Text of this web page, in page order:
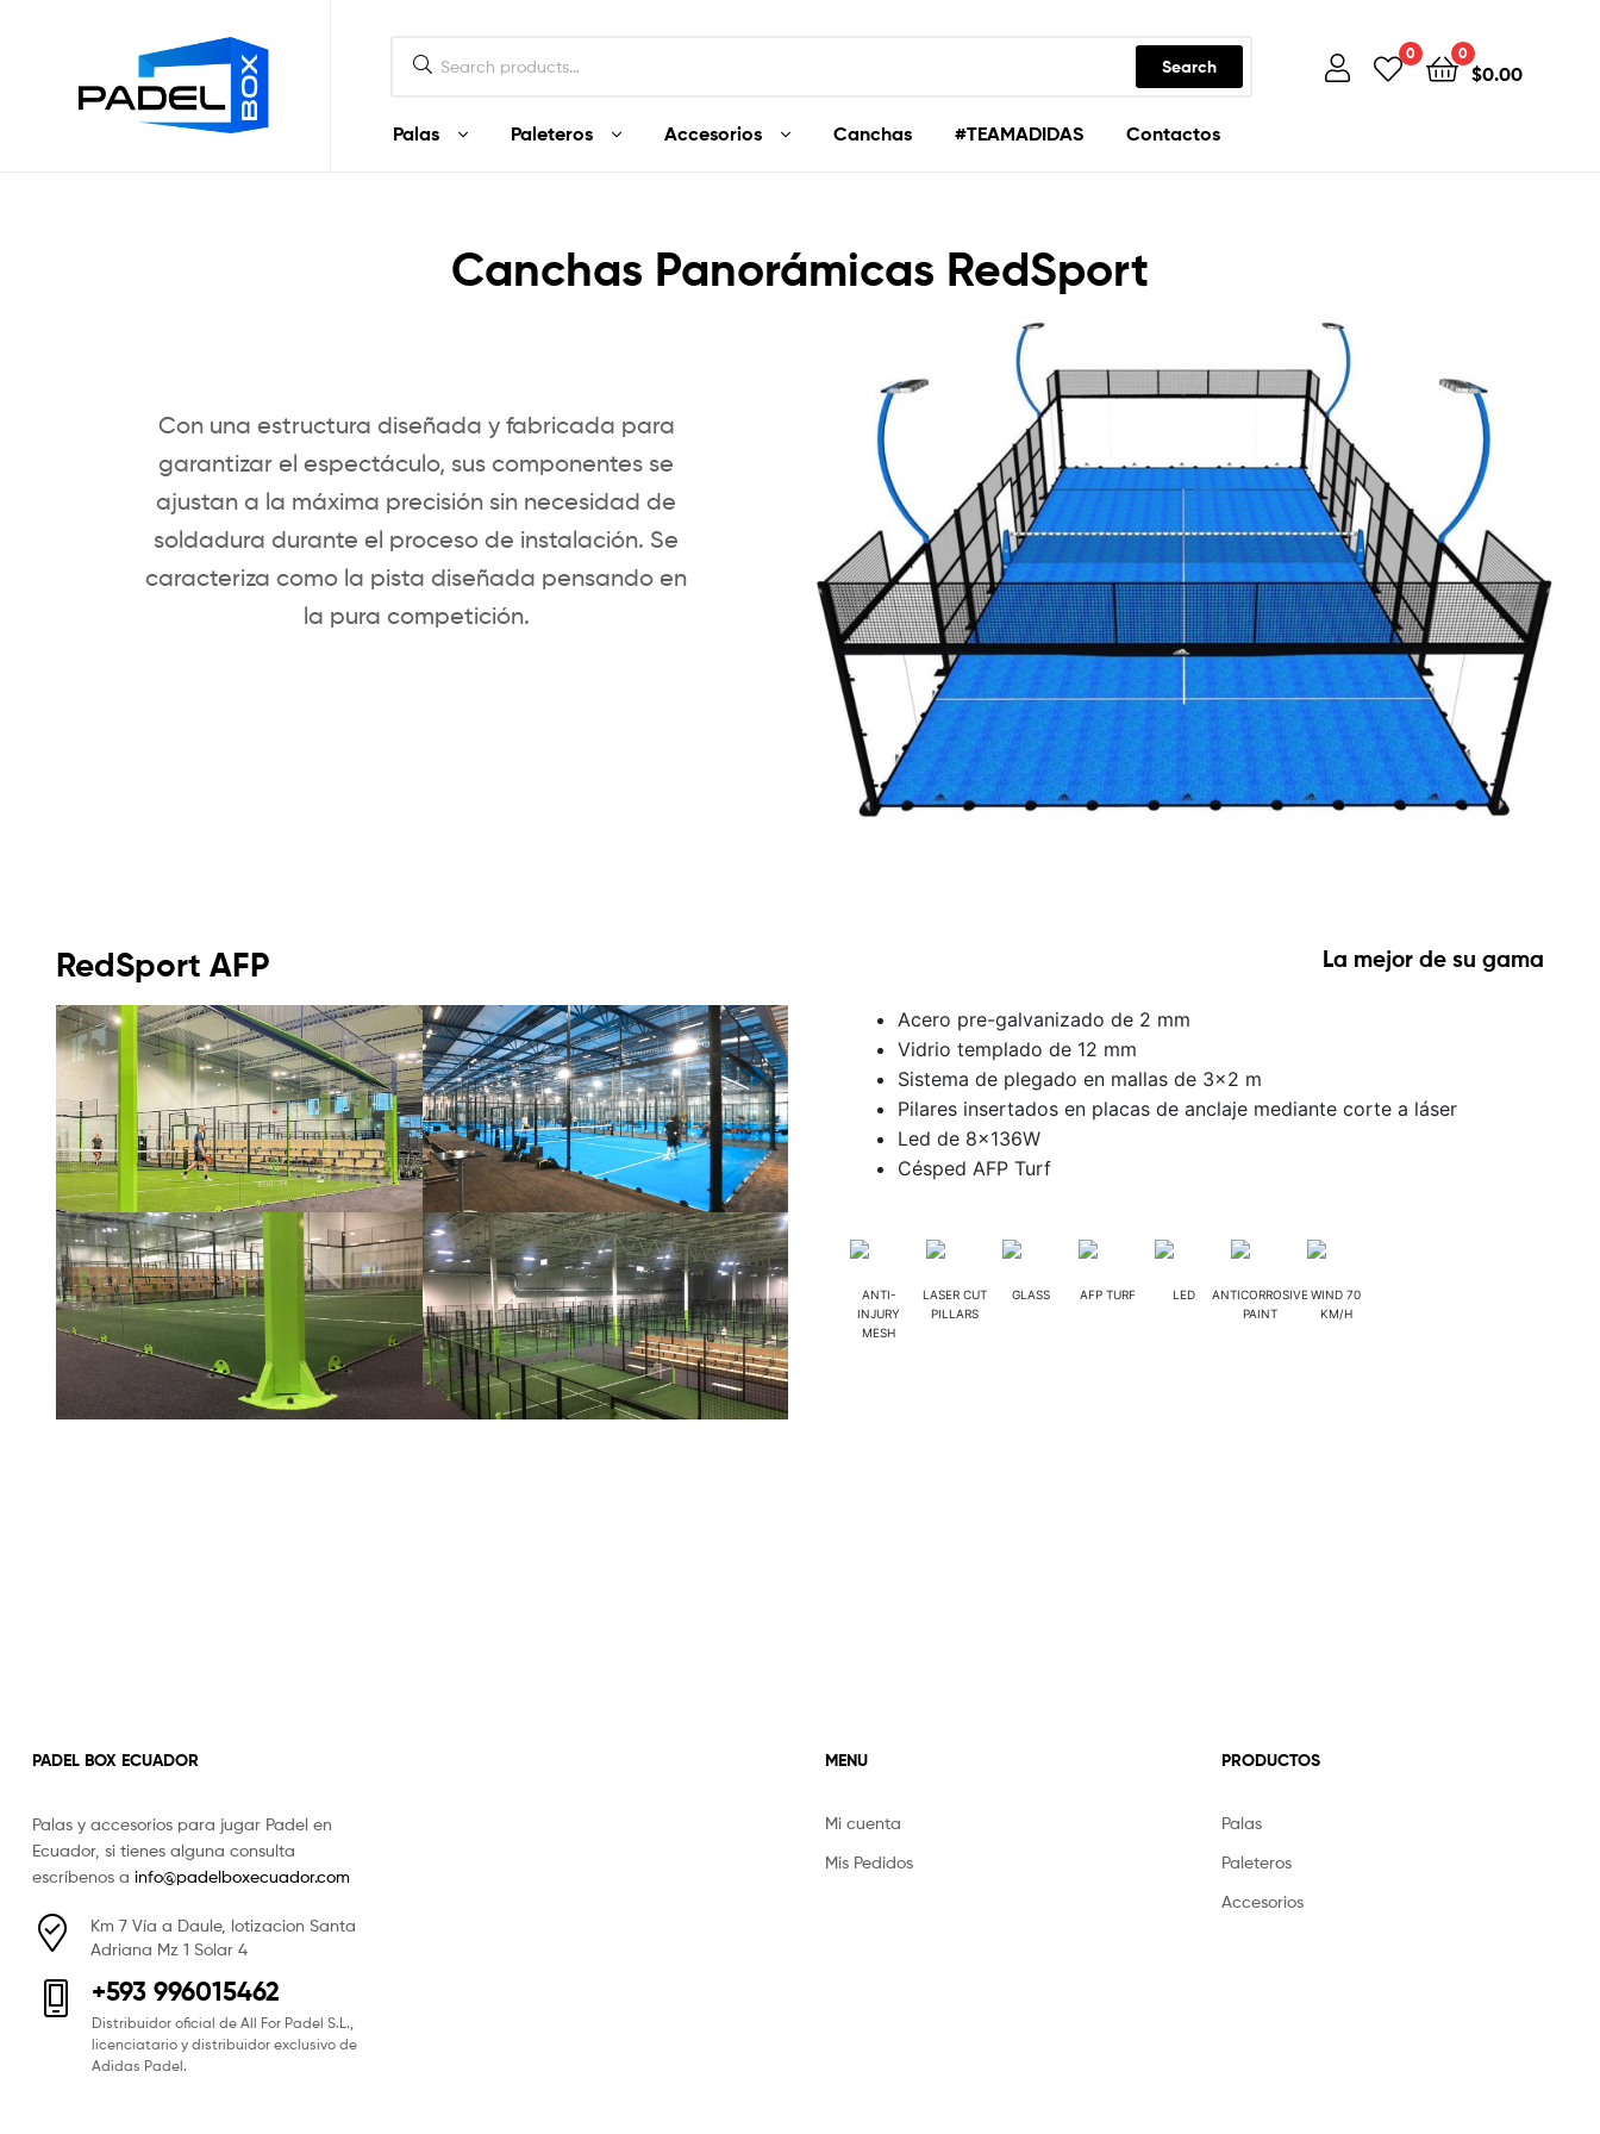
Search
0 0
$0.00
Palas Paleteros Accesorios Canchas #TEAMADIDAS Contactos
Ecuador
Canchas Panorámicas RedSport
Con una estructura diseñada y fabricada para
garantizar el espectáculo, sus componentes se
ajustan a la máxima precisión sin necesidad de
soldadura durante el proceso de instalación. Se
caracteriza como la pista diseñada pensando en
la pura competición.
RedSport AFP La mejor de su gama
Acero pre-galvanizado de 2 mm
Vidrio templado de 12 mm
Sistema de plegado en mallas de 3×2 m
Pilares insertados en placas de anclaje mediante corte a láser
Led de 8x136W
Césped AFP Turf
ANTI-
INJURY
MESH
LASER CUT
PILLARS
GLASS AFP TURF LED
ANTICORROSIVE
PAINT
WIND 70
KM/H
PADEL BOX ECUADOR
Palas y accesorios para jugar Padel en
Ecuador, si tienes alguna consulta
escríbenos a info@padelboxecuador.com
Km 7 Vía a Daule, lotizacion Santa
Adriana Mz 1 Solar 4
+593 996015462
Distribuidor oficial de All For Padel S.L.,
licenciatario y distribuidor exclusivo de
Adidas Padel.
MENU
Mi cuenta
Mis Pedidos
PRODUCTOS
Palas
Paleteros
Accesorios